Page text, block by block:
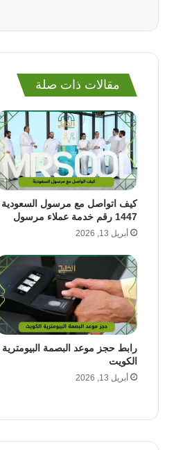
مقالات ذات صلة
كيف اتواصل مع مرسول السعودية
1447 رقم خدمة عملاء مرسول
أبريل 13, 2026
رابط حجز موعد البصمة البيومترية
الكويت
أبريل 13, 2026